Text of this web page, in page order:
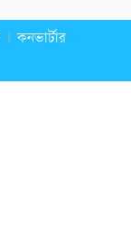
কনভার্টার